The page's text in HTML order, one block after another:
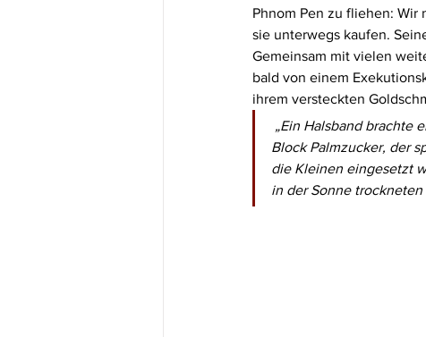
Phnom Pen zu fliehen: Wir
sie unterwegs kaufen.
Gemeinsam mit vielen
bald von einem
ihrem versteckten
Block Palmzucker, der
die Kleinen eingesetzt
in der Sonne trockneten